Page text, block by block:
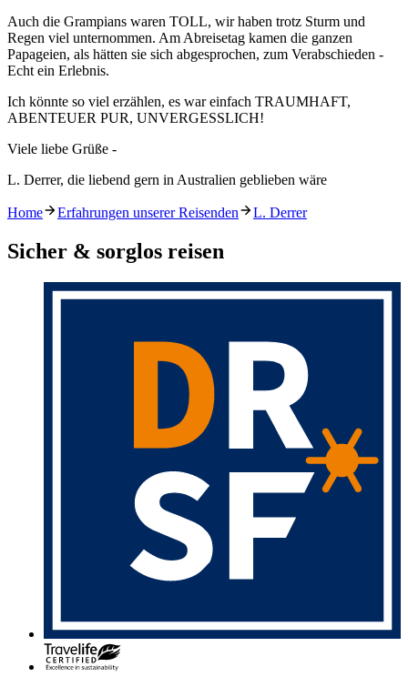
Auch die Grampians waren TOLL, wir haben trotz Sturm und
Regen viel unternommen. Am Abreisetag kamen die ganzen
Papageien, als hätten sie sich abgesprochen, zum Verabschieden -
Echt ein Erlebnis.
Ich könnte so viel erzählen, es war einfach TRAUMHAFT,
ABENTEUER PUR, UNVERGESSLICH!
Viele liebe Grüße -
L. Derrer️, die liebend gern in Australien geblieben wäre
Home Erfahrungen unserer Reisenden L. Derrer
Sicher & sorglos reisen